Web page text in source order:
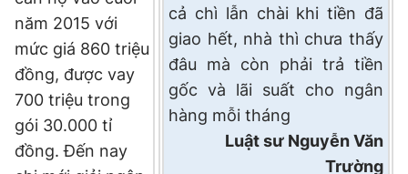
cả chì lẫn chài khi tiền đã
giao hết, nhà thì chưa thấy
đâu mà còn phải trả tiền
gốc và lãi suất cho ngân
hàng mỗi tháng
Luật sư Nguyễn Văn
Trường
năm 2015 với
mức giá 860 triệu
đồng, được vay
700 triệu trong
gói 30.000 tỉ
đồng. Đến nay